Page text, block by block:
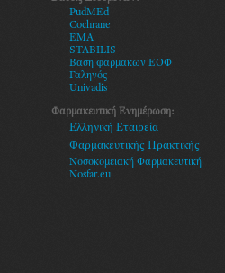
PudMEd
Cochrane
EMA
STABILIS
Βαση φαρμακων ΕΟΦ
Γαληνός
Univadis
Φαρμακευτική Ενημέρωση:
Ελληνική Εταιρεία
Φαρμακευτικής Πρακτικής
Νοσοκομειακή Φαρμακευτική
Nosfar.eu